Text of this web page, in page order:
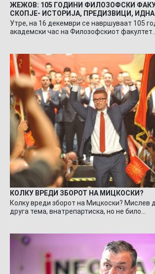
ЖЕЖОВ: 105 ГОДИНИ ФИЛОЗОФСКИ
СКОПЈЕ- ИСТОРИЈА, ПРЕДИЗВИЦИ,
Утре, на 16 декември се навршуваат 105
академски час на Филозофскиот факултет…
КОЛКУ ВРЕДИ ЗБОРОТ НА МИЦКОСКИ?
Колку вреди зборот на Мицкоски? Мислев
друга тема, внатрепартиска, но не било…